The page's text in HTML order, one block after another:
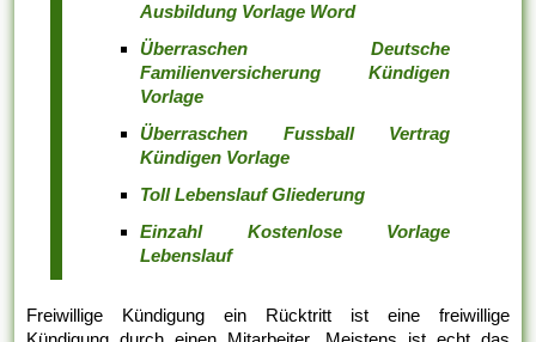
Ausbildung Vorlage Word
Überraschen Deutsche
Familienversicherung Kündigen
Vorlage
Überraschen Fussball Vertrag
Kündigen Vorlage
Toll Lebenslauf Gliederung
Einzahl Kostenlose Vorlage
Lebenslauf
Freiwillige Kündigung ein Rücktritt ist eine freiwillige